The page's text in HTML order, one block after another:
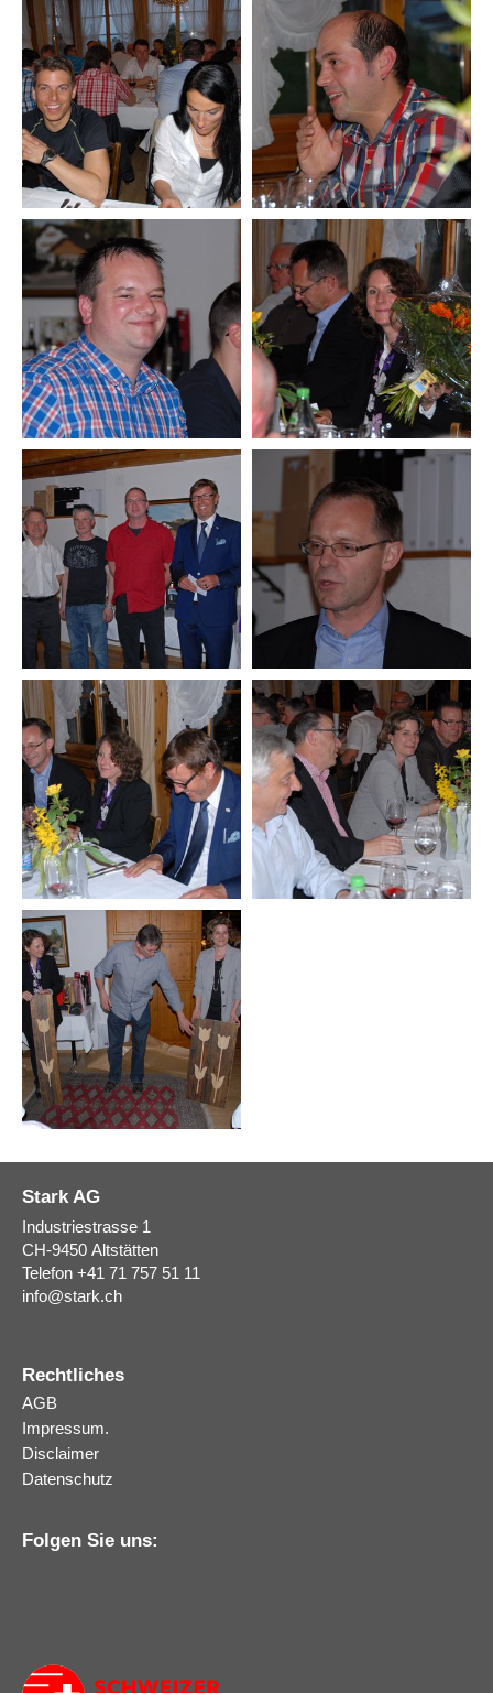
Stark AG
Industriestrasse 1
CH-9450 Altstätten
Telefon +41 71 757 51 11
info@stark.ch
Rechtliches
AGB
Impressum.
Disclaimer
Datenschutz
Folgen Sie uns: